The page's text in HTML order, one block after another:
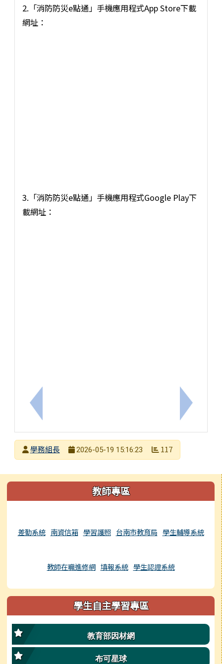
上一筆：衛武營2026夏舞營Summer Dance Camp
2.「消防防災e點通」手機應用程式App Store下載
網址：
3.「消防防災e點通」手機應用程式Google Play下
載網址：
下一筆：
發布者
學務組長
2026-05-19 15:16:23 117
左邊區域內容 教師專區
差勤系統 南資信箱 學習護照 台南市教育局 學生輔導系統
教師在職進修網 填報系統 學生認證系統
學生自主學習專區
教育部因材網
布可星球